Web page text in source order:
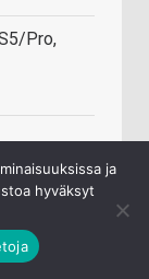
Pro,
ja
hyväksyt